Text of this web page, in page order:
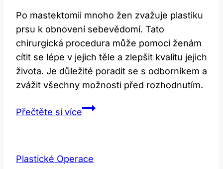
Po mastektomii mnoho žen zvažuje plastiku
prsu k obnovení sebevědomí. Tato
chirurgická procedura může pomoci ženám
cítit se lépe v jejich těle a zlepšit kvalitu jejich
života. Je důležité poradit se s odborníkem a
zvážit všechny možnosti před rozhodnutím.
Přečtěte si vícePlastika
Obnova
Plastické Operace